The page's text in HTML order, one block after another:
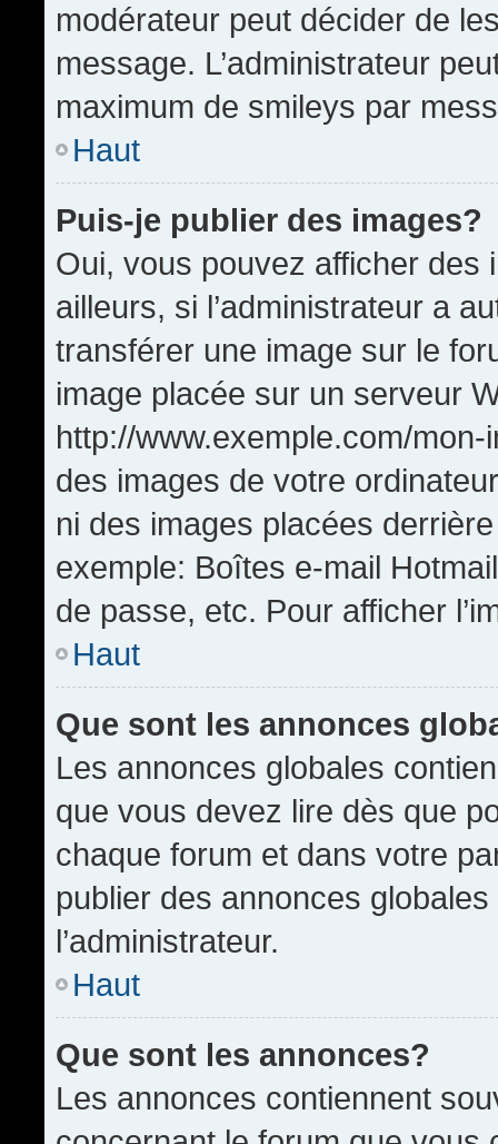
modérateur peut décider de
message. L’administrateur
maximum de smileys par
Haut
Puis-je publier des images?
Oui, vous pouvez afficher
ailleurs, si l’administrateur a
transférer une image sur le
image placée sur un serveur
http://www.exemple.com/
des images de votre
ni des images placées
exemple: Boîtes e-mail
de passe, etc. Pour afficher
Haut
Que sont les annonces
Les annonces globales
que vous devez lire dès que
chaque forum et dans votre
publier des annonces
l’administrateur.
Haut
Que sont les annonces?
Les annonces contiennent